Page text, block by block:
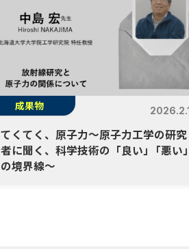
成果物
てくてく、原子力～原子力工学の研究
者に聞く、科学技術の「良い」
「悪い」
の境界線～